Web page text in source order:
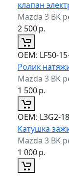
клапан
Mazda 3 BK
2 500р.
ОЕМ: LF50-
Ролик
Mazda 3 BK
1 500р.
ОЕМ: L3G2-
Катушка
Mazda 3 BK
1 000р.